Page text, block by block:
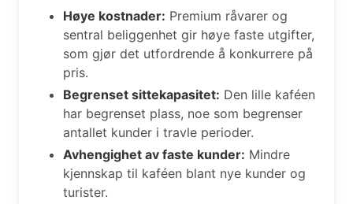
Høye kostnader: Premium råvarer og
sentral beliggenhet gir høye faste utgifter,
som gjør det utfordrende å konkurrere på
pris.
Begrenset sittekapasitet: Den lille kaféen
har begrenset plass, noe som begrenser
antallet kunder i travle perioder.
Avhengighet av faste kunder: Mindre
kjennskap til kaféen blant nye kunder og
turister.